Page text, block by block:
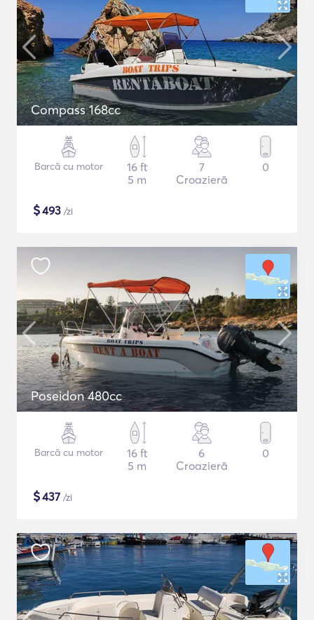
Compass 168cc
Barcă cu motor
16 ft
5 m
7
Croazieră
0
$493 /zi
Poseidon 480cc
Barcă cu motor
16 ft
5 m
6
Croazieră
0
$437 /zi